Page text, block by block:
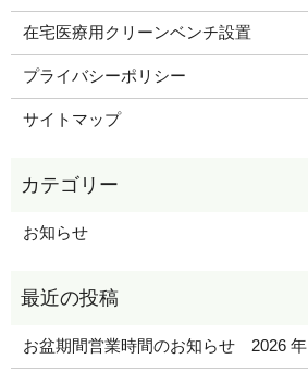
在宅医療用クリーンベンチ設置
プライバシーポリシー
サイトマップ
お知らせ
お盆期間営業時間のお知らせ 2026 年